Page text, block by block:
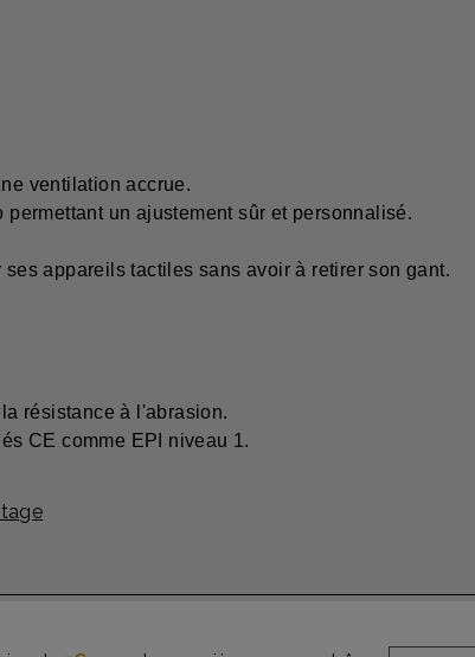
ventilation accrue.
un ajustement sûr et personnalisé.
appareils tactiles sans avoir à retirer son gant.
résistance à l'abrasion.
CE comme EPI niveau 1.